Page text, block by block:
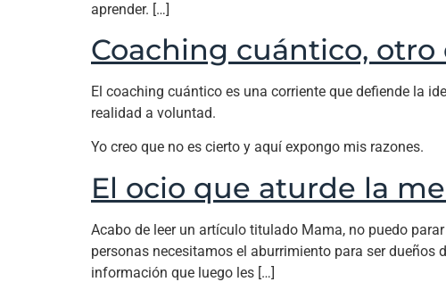
aprender. […]
Coaching cuántico,
El coaching cuántico es una corriente que defiende la
realidad a voluntad.
Yo creo que no es cierto y aquí expongo mis razones.
El ocio que aturde la
Acabo de leer un artículo titulado Mama, no puedo
personas necesitamos el aburrimiento para ser
información que luego les […]